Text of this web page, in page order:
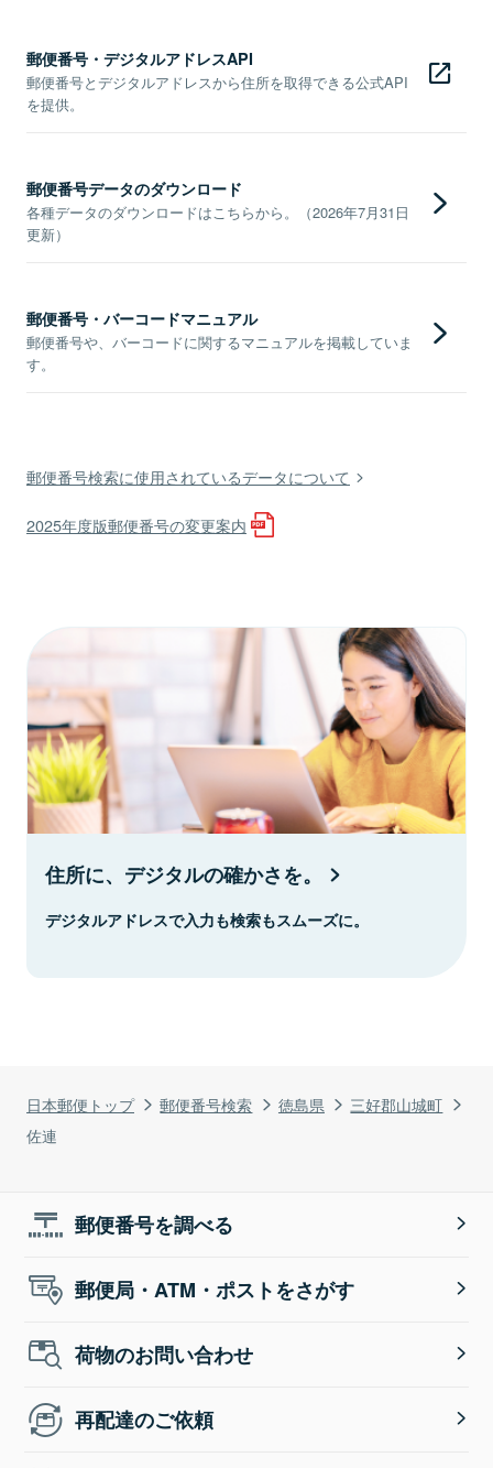
日本郵便トップ 郵便番号検索 徳島県
三好郡山城町
佐連
郵便番号・デジタルアドレスAPI
郵便番号とデジタルアドレスから住所を取得できる公式API
を提供。
郵便番号データのダウンロード
各種データのダウンロードはこちらから。（2026年7月31日
更新）
郵便番号・バーコードマニュアル
郵便番号や、バーコードに関するマニュアルを掲載していま
す。
郵便番号検索に使用されているデータについて
2025年度版郵便番号の変更案内
住所に、デジタルの確かさを。
デジタルアドレスで入力も検索もスムーズに。
郵便番号を調べる
郵便局・ATM・ポストをさがす
荷物のお問い合わせ
再配達のご依頼